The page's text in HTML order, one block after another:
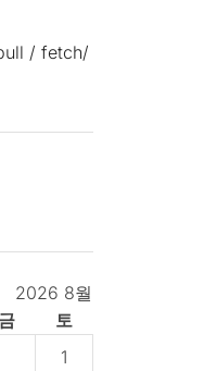
/ fetch/
2026 8월
금
토
1